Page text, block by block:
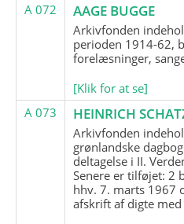
A 072
AAGE BUGGE
Arkivfonden
perioden 1914-62,
forelæsninger,
[Klik for at se]
A 073
HEINRICH
Arkivfonden
grønlandske
deltagelse i II.
Senere er tilføjet: 2
hhv. 7. marts 1967
afskrift af digte